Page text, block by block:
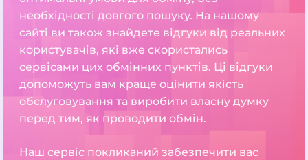
необхідності довгого пошуку. На нашому
сайті ви також знайдете відгуки від реальних
користувачів, які вже скористались
сервісами цих обмінних пунктів. Ці відгуки
допоможуть вам краще оцінити якість
обслуговування та виробити власну думку
перед тим, як проводити обмін.
Наш сервіс покликаний забезпечити вас